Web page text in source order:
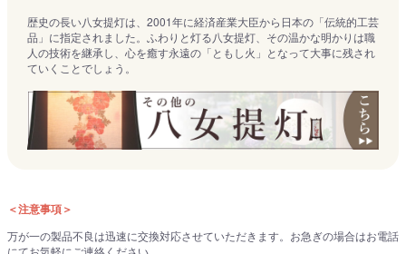
歴史の長い八女提灯は、2001年に経済産業大臣から日本の「伝統的工芸
品」に指定されました。ふわりと灯る八女提灯、その温かな明かりは職
人の技術を継承し、心を癒す永遠の「ともし火」となって大事に残され
ていくことでしょう。
＜注意事項＞
万が一の製品不良は迅速に交換対応させていただきます。お急ぎの場合はお電話
にてお気軽にご連絡ください。